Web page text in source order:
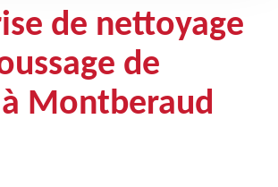
de nettoyage
de
Montberaud